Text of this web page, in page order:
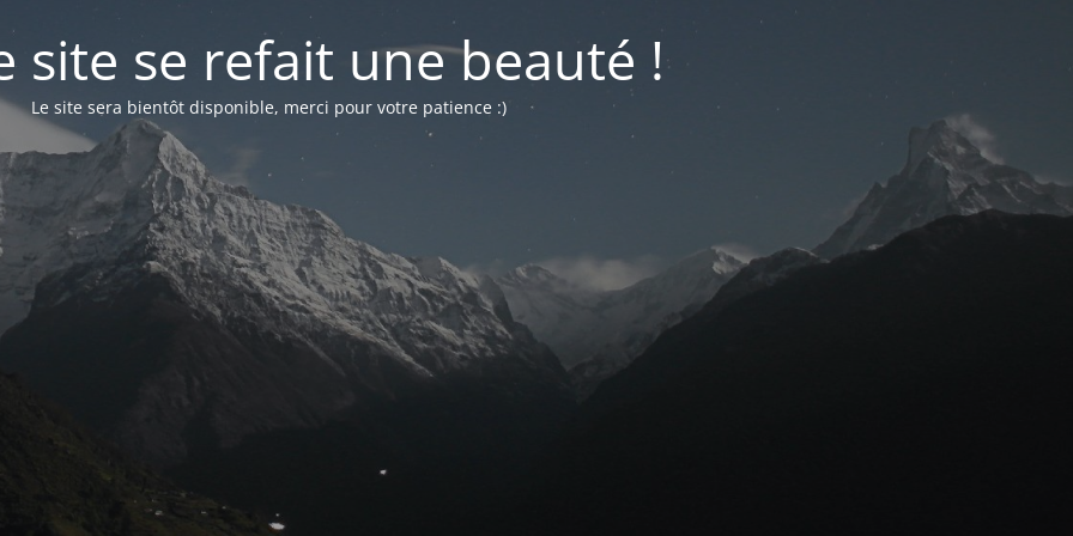
site se refait une beauté !
Le site sera bientôt disponible, merci pour votre patience :)